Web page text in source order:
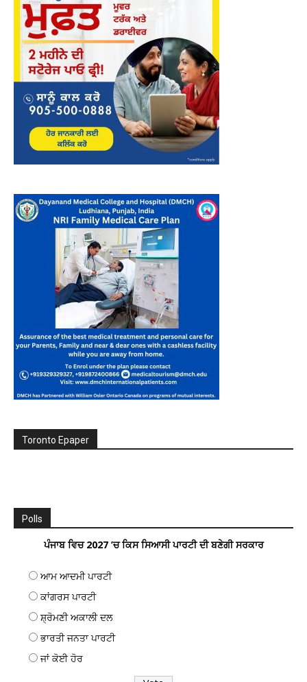
Toronto Epaper
Polls
ਪੰਜਾਬ ਵਿਚ 2027 ’ਚ ਕਿਸ ਸਿਆਸੀ ਪਾਰਟੀ ਦੀ ਬਣੇਗੀ ਸਰਕਾਰ
ਆਮ ਆਦਮੀ ਪਾਰਟੀ
ਕਾਂਗਰਸ ਪਾਰਟੀ
ਸ਼੍ਰੋਮਣੀ ਅਕਾਲੀ ਦਲ
ਭਾਰਤੀ ਜਨਤਾ ਪਾਰਟੀ
ਜਾਂ ਕੋਈ ਹੋਰ